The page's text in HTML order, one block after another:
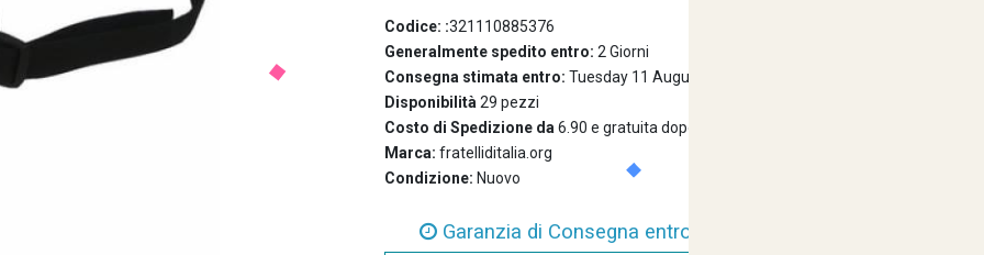
Codice: :321110885376
Generalmente spedito entro: 2 Giorni
Consegna stimata entro: Tuesday 11 August 2026
Disponibilità 29 pezzi
Costo di Spedizione da 6.90 e gratuita dopo i 99 euro
Marca: fratelliditalia.org
Condizione: Nuovo
Garanzia di Consegna entro 24/48 Ore Lavorative